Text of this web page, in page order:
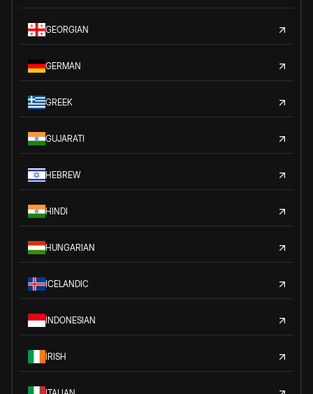
GEORGIAN
GERMAN
GREEK
GUJARATI
HEBREW
HINDI
HUNGARIAN
ICELANDIC
INDONESIAN
IRISH